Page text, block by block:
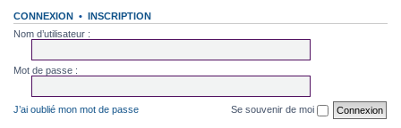
CONNEXION • INSCRIPTION
Nom d’utilisateur :
Mot de passe :
J’ai oublié mon mot de passe Se souvenir de moi